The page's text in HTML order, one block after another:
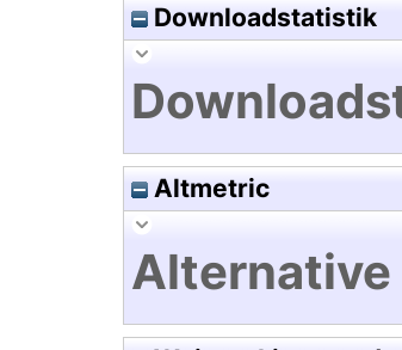
Downloadstatistik
Altmetric